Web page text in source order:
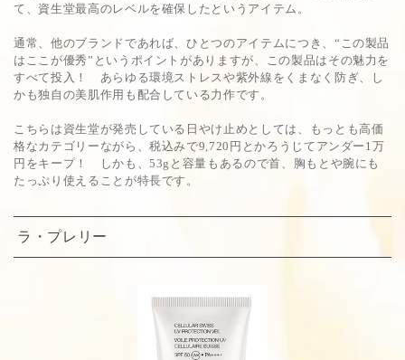
て、資生堂最高のレベルを確保したというアイテム。
通常、他のブランドであれば、ひとつのアイテムにつき、“この製品
はここが優秀”というポイントがありますが、この製品はその魅力を
すべて投入！ あらゆる環境ストレスや紫外線をくまなく防ぎ、し
かも独自の美肌作用も配合している力作です。
こちらは資生堂が発売している日やけ止めとしては、もっとも高価
格なカテゴリーながら、税込みで9,720円とかろうじてアンダー1万
円をキープ！ しかも、53gと容量もあるので首、胸もとや腕にも
たっぷり使えることが特長です。
ラ・プレリー